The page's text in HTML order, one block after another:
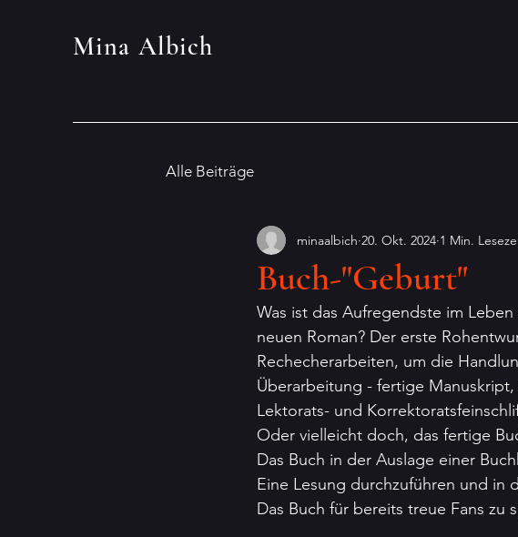
Mina Albich
Alle Beiträge
Buch-"Geburt"
minaalbich 20. Okt. 2024 1 Min.
Was ist das Aufregendste im
neuen Roman? Der erste
Rechecherarbeiten, um die
Überarbeitung - fertige
Lektorats- und
Oder vielleicht doch, das fertige
Das Buch in der Auslage einer
Eine Lesung durchzuführen und in
Das Buch für bereits treue Fans zu